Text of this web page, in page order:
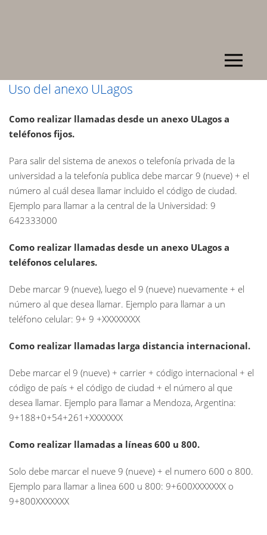
Uso del anexo ULagos
Como realizar llamadas desde un anexo ULagos a
teléfonos fijos.
Para salir del sistema de anexos o telefonía privada de la
universidad a la telefonía publica debe marcar 9 (nueve) + el
número al cuál desea llamar incluido el código de ciudad.
Ejemplo para llamar a la central de la Universidad: 9
642333000
Como realizar llamadas desde un anexo ULagos a
teléfonos celulares.
Debe marcar 9 (nueve), luego el 9 (nueve) nuevamente + el
número al que desea llamar. Ejemplo para llamar a un
teléfono celular: 9+ 9 +XXXXXXXX
Como realizar llamadas larga distancia internacional.
Debe marcar el 9 (nueve) + carrier + código internacional + el
código de país + el código de ciudad + el número al que
desea llamar. Ejemplo para llamar a Mendoza, Argentina:
9+188+0+54+261+XXXXXXX
Como realizar llamadas a líneas 600 u 800.
Solo debe marcar el nueve 9 (nueve) + el numero 600 o 800.
Ejemplo para llamar a linea 600 u 800: 9+600XXXXXXX o
9+800XXXXXXX